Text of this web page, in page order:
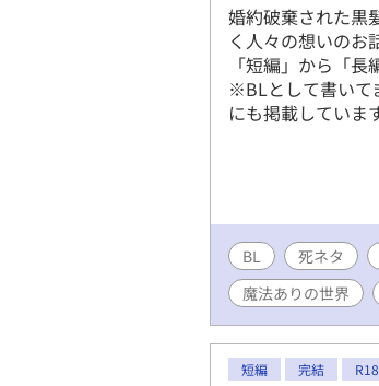
婚約破棄された黒
く人々の想いの
「短編」から「
※BLとして書いて
にも掲載しています
BL 死ネタ
魔法ありの世界
短編 完結 R18